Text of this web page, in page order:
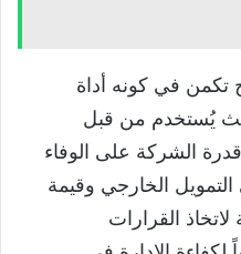
تكمن في كونه أداة
يُستخدم من قبل
الشركة على الوفاء
التمويل الخارجي وقيمة
القرارات